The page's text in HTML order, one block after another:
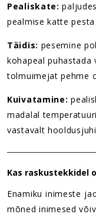
Pealiskate:
pealmise katte
Täidis: pesemine
kohapeal puhastada
tolmuimejat pehme
Kuivatamine:
madalal
vastavalt
Kas raskustekkidel
Enamiku inimeste
mõned inimesed